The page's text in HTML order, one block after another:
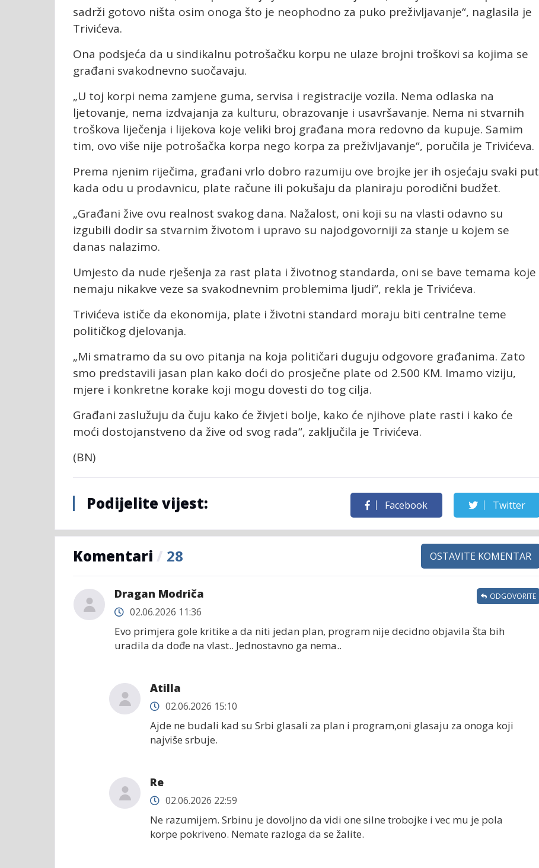
sadrži gotovo ništa osim onoga što je neophodno za puko preživljavanje“, naglasila je
Trivićeva.
Ona podsjeća da u sindikalnu potrošačku korpu ne ulaze brojni troškovi sa kojima se
građani svakodnevno suočavaju.
„U toj korpi nema zamjene guma, servisa i registracije vozila. Nema odlaska na
ljetovanje, nema izdvajanja za kulturu, obrazovanje i usavršavanje. Nema ni stvarnih
troškova liječenja i lijekova koje veliki broj građana mora redovno da kupuje. Samim
tim, ovo više nije potrošačka korpa nego korpa za preživljavanje“, poručila je Trivićeva.
Prema njenim riječima, građani vrlo dobro razumiju ove brojke jer ih osjećaju svaki put
kada odu u prodavnicu, plate račune ili pokušaju da planiraju porodični budžet.
„Građani žive ovu realnost svakog dana. Nažalost, oni koji su na vlasti odavno su
izgubili dodir sa stvarnim životom i upravo su najodgovorniji za stanje u kojem se
danas nalazimo.
Umjesto da nude rješenja za rast plata i životnog standarda, oni se bave temama koje
nemaju nikakve veze sa svakodnevnim problemima ljudi“, rekla je Trivićeva.
Trivićeva ističe da ekonomija, plate i životni standard moraju biti centralne teme
političkog djelovanja.
„Mi smatramo da su ovo pitanja na koja političari duguju odgovore građanima. Zato
smo predstavili jasan plan kako doći do prosječne plate od 2.500 KM. Imamo viziju,
mjere i konkretne korake koji mogu dovesti do tog cilja.
Građani zaslužuju da čuju kako će živjeti bolje, kako će njihove plate rasti i kako će
moći dostojanstveno da žive od svog rada“, zaključila je Trivićeva.
(BN)
Podijelite vijest: Facebook Twitter
Komentari / 28 OSTAVITE KOMENTAR
Dragan Modriča
02.06.2026 11:36
Evo primjera gole kritike a da niti jedan plan, program nije decidno objavila šta bih
uradila da dođe na vlast.. Jednostavno ga nema..
ODGOVORITE
Atilla
02.06.2026 15:10
Ajde ne budali kad su Srbi glasali za plan i program,oni glasaju za onoga koji
najviše srbuje.
Re
02.06.2026 22:59
Ne razumijem. Srbinu je dovoljno da vidi one silne trobojke i vec mu je pola
korpe pokriveno. Nemate razloga da se žalite.